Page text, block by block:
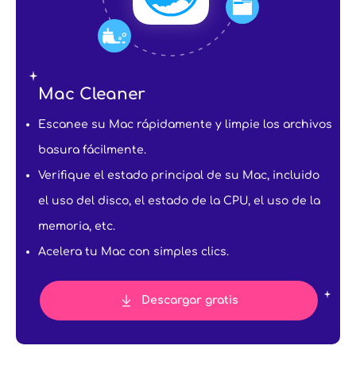
Mac Cleaner
Escanee su Mac rápidamente y limpie los archivos
basura fácilmente.
Verifique el estado principal de su Mac, incluido
el uso del disco, el estado de la CPU, el uso de la
memoria, etc.
Acelera tu Mac con simples clics.
Descargar gratis